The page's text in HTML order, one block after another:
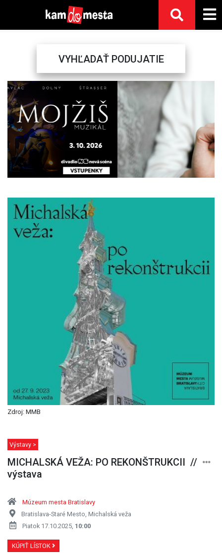
VYHĽADAŤ PODUJATIE
Previous Next
Zdroj: MMB
Výstavy >
MICHALSKÁ VEŽA: PO REKONŠTRUKCII //
výstava
Múzeum mesta Bratislavy
Bratislava-Staré Mesto, Michalská veža
Piatok 17.10.2025, 10:00
KÚPIŤ LÍSTOK